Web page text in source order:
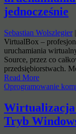
jednocześnie
Sebastian Wolszlegier|
VirtualBox –
uruchamiania
Source, przez co
przedsiębiorstwach.
Read More
Oprogramowanie
Tryb